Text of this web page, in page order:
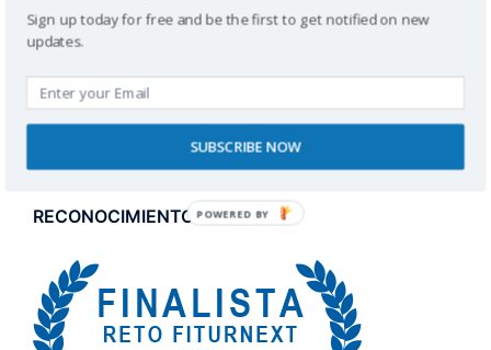
RECONOCIMIENTOS
Sign up today for free and be the first to get notified on new
updates.
SUBSCRIBE NOW
POWERED BY